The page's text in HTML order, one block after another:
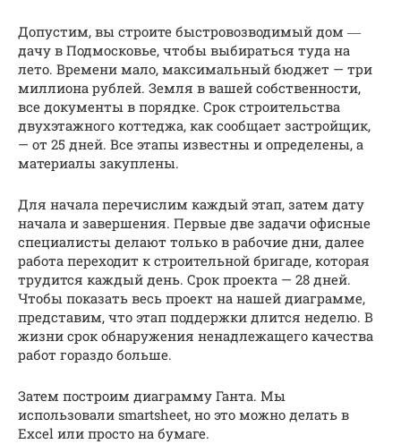
Допустим, вы строите быстровозводимый дом ―
дачу в Подмосковье, чтобы выбираться туда на
лето. Времени мало, максимальный бюджет — три
миллиона рублей. Земля в вашей собственности,
все документы в порядке. Срок строительства
двухэтажного коттеджа, как сообщает застройщик,
— от 25 дней. Все этапы известны и определены, а
материалы закуплены.
Для начала перечислим каждый этап, затем дату
начала и завершения. Первые две задачи офисные
специалисты делают только в рабочие дни, далее
работа переходит к строительной бригаде, которая
трудится каждый день. Срок проекта — 28 дней.
Чтобы показать весь проект на нашей диаграмме,
представим, что этап поддержки длится неделю. В
жизни срок обнаружения ненадлежащего качества
работ гораздо больше.
Затем построим диаграмму Ганта. Мы
использовали smartsheet, но это можно делать в
Excel или просто на бумаге.